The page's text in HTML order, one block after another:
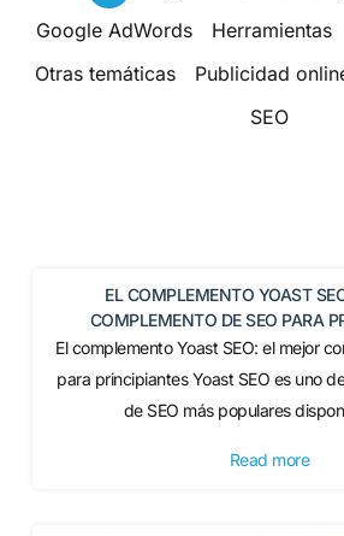
Google AdWords
Herramientas
Otras temáticas
Publicidad
SEO
EL COMPLEMENTO YOAST
COMPLEMENTO DE SEO PARA
El complemento Yoast SEO: el mejor
para principiantes Yoast SEO es uno
de SEO más populares
Read more